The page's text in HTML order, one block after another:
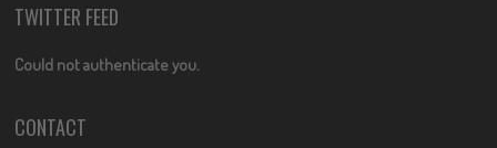
TWITTER FEED
Could not authenticate you.
CONTACT